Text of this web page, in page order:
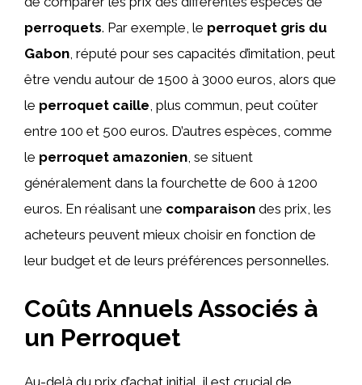
perroquets. Par exemple, le perroquet gris du
Gabon, réputé pour ses capacités d’imitation, peut
être vendu autour de 1500 à 3000 euros, alors que
le perroquet caille, plus commun, peut coûter
entre 100 et 500 euros. D’autres espèces, comme
le perroquet amazonien, se situent
généralement dans la fourchette de 600 à 1200
euros. En réalisant une comparaison des prix, les
acheteurs peuvent mieux choisir en fonction de
leur budget et de leurs préférences personnelles.
Coûts Annuels Associés à
un Perroquet
Au-delà du prix d’achat initial, il est crucial de